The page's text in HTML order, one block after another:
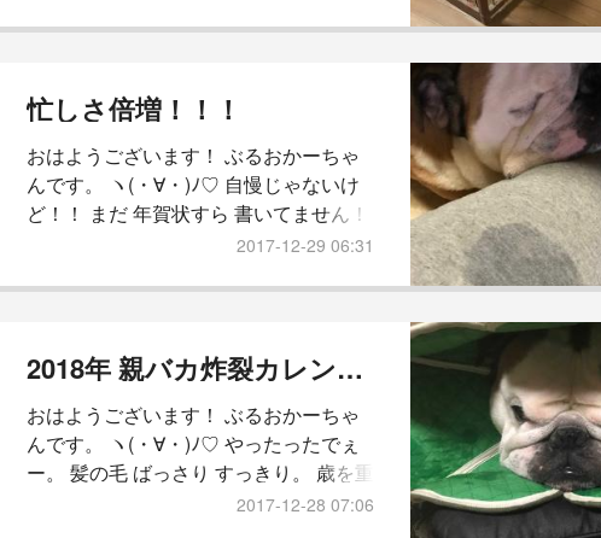
る。 おっさん 1人で 仕事行って来い
っ払って 爆睡！！ (ｷΦдΦ) どー料理して
やろうか。。 かーちゃんは とても 怒っ
ている。。 (ｷΦдΦ) それ
忙しさ倍増！！！
おはようございます！ ぶるおかーちゃ
んです。 ヽ(・∀・)ﾉ♡ 自慢じゃないけ
ど！！ まだ 年賀状すら 書いてません！
どーしましょ！ (´༎ຶོρ༎ຶོ`) 忙しい時に限
倍増。 昨日は 叔父さんが 田舎から 大量
なあかんのに！ もー 参った！ それでは
参りましょう！ 本日の 坊っちゃん レ
ポ。
2017-12-29 06:31
2018年 親バカ炸裂カレンダー！！
おはようございます！ ぶるおかーちゃ
んです。 ヽ(・∀・)ﾉ♡ やったったでぇ
ー。 髪の毛 ばっさり すっきり。 歳を重
ねるごとに 短くなってきました。 もは
2017-12-28 07:06